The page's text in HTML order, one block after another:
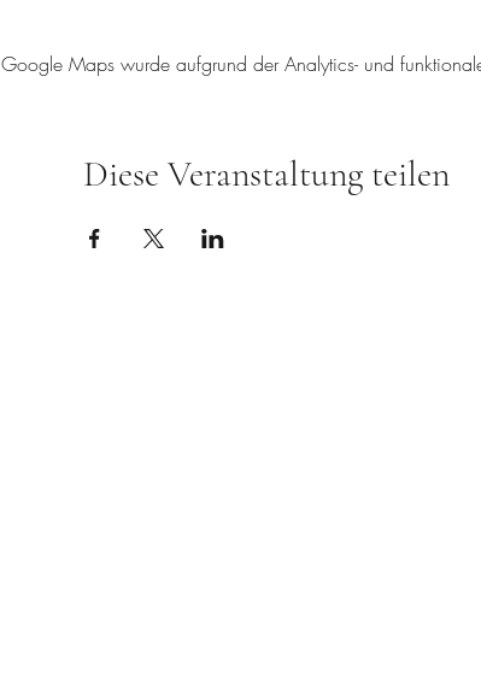
Google Maps wurde aufgrund der Analytics- und
Diese Veranstaltung teilen